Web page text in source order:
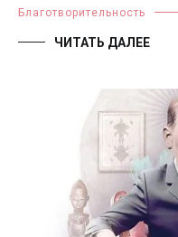
Благотворительность
ЧИТАТЬ ДАЛЕЕ